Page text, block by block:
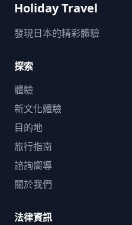
Holiday Travel
發現日本的精彩體驗
探索
體驗
新文化體驗
目的地
旅行指南
諮詢嚮導
關於我們
法律資訊